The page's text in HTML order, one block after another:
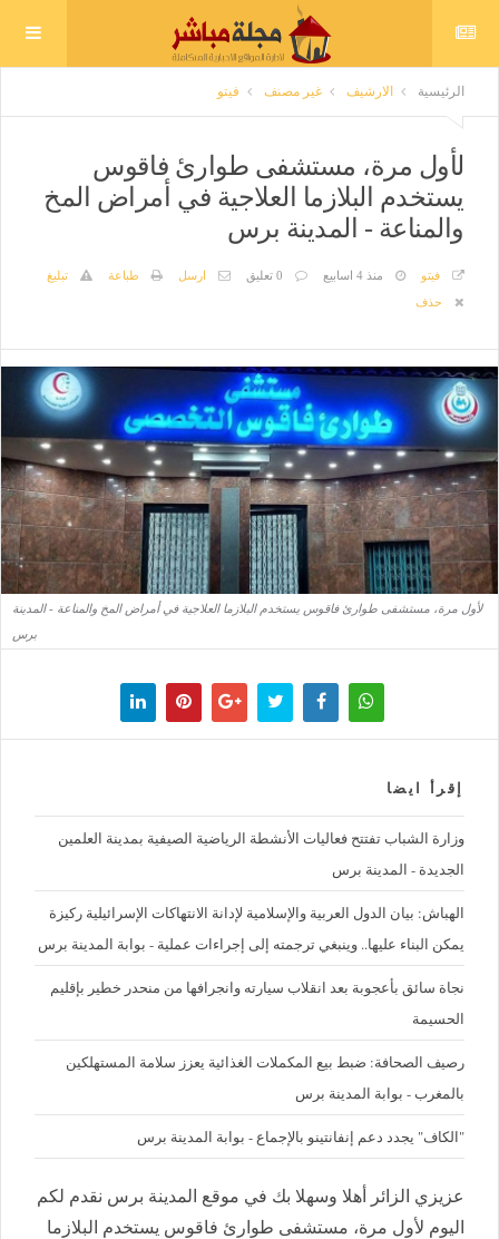
الرئيسية الارشيف غير مصنف فيتو
لأول مرة، مستشفى طوارئ فاقوس
يستخدم البلازما العلاجية في أمراض المخ
والمناعة - المدينة برس
فيتو منذ 4 اسابيع 0 تعليق ارسل طباعة
تبليغ
حذف
لأول مرة، مستشفى طوارئ فاقوس يستخدم البلازما العلاجية في أمراض المخ والمناعة - المدينة
برس
إقرأ ايضا
وزارة الشباب تفتتح فعاليات الأنشطة الرياضية الصيفية بمدينة العلمين
الجديدة - المدينة برس
الهباش: بيان الدول العربية والإسلامية لإدانة الانتهاكات الإسرائيلية ركيزة
يمكن البناء عليها.. وينبغي ترجمته إلى إجراءات عملية - بوابة المدينة برس
نجاة سائق بأعجوبة بعد انقلاب سيارته وانجرافها من منحدر خطير بإقليم
الحسيمة
رصيف الصحافة: ضبط بيع المكملات الغذائية يعزز سلامة المستهلكين
بالمغرب - بوابة المدينة برس
"الكاف" يجدد دعم إنفانتينو بالإجماع - بوابة المدينة برس
عزيزي الزائر أهلا وسهلا بك في موقع المدينة برس نقدم لكم
اليوم لأول مرة، مستشفى طوارئ فاقوس يستخدم البلازما